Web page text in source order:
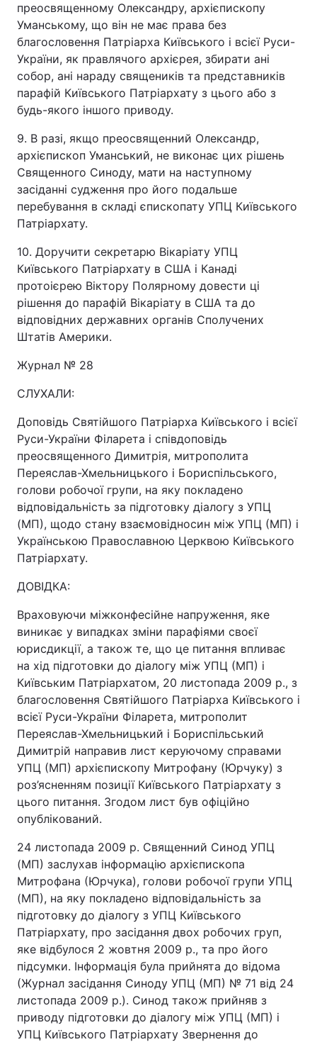
преосвященному Олександру, архієпископу
Уманському, що він не має права без
благословення Патріарха Київського і всієї Руси-
України, як правлячого архієрея, збирати ані
собор, ані нараду священиків та представників
парафій Київського Патріархату з цього або з
будь-якого іншого приводу.
9. В разі, якщо преосвященний Олександр,
архієпископ Уманський, не виконає цих рішень
Священного Синоду, мати на наступному
засіданні судження про його подальше
перебування в складі єпископату УПЦ Київського
Патріархату.
10. Доручити секретарю Вікаріату УПЦ
Київського Патріархату в США і Канаді
протоієрею Віктору Полярному довести ці
рішення до парафій Вікаріату в США та до
відповідних державних органів Сполучених
Штатів Америки.
Журнал № 28
СЛУХАЛИ:
Доповідь Святійшого Патріарха Київського і всієї
Руси-України Філарета і співдоповідь
преосвященного Димитрія, митрополита
Переяслав-Хмельницького і Бориспільського,
голови робочої групи, на яку покладено
відповідальність за підготовку діалогу з УПЦ
(МП), щодо стану взаємовідносин між УПЦ (МП) і
Українською Православною Церквою Київського
Патріархату.
ДОВІДКА:
Враховуючи міжконфесійне напруження, яке
виникає у випадках зміни парафіями своєї
юрисдикції, а також те, що це питання впливає
на хід підготовки до діалогу між УПЦ (МП) і
Київським Патріархатом, 20 листопада 2009 р., з
благословення Святійшого Патріарха Київського і
всієї Руси-України Філарета, митрополит
Переяслав-Хмельницький і Бориспільський
Димитрій направив лист керуючому справами
УПЦ (МП) архієпископу Митрофану (Юрчуку) з
роз’ясненням позиції Київського Патріархату з
цього питання. Згодом лист був офіційно
опублікований.
24 листопада 2009 р. Священний Синод УПЦ
(МП) заслухав інформацію архієпископа
Митрофана (Юрчука), голови робочої групи УПЦ
(МП), на яку покладено відповідальність за
підготовку до діалогу з УПЦ Київського
Патріархату, про засідання двох робочих груп,
яке відбулося 2 жовтня 2009 р., та про його
підсумки. Інформація була прийнята до відома
(Журнал засідання Синоду УПЦ (МП) № 71 від 24
листопада 2009 р.). Синод також прийняв з
приводу підготовки до діалогу між УПЦ (МП) і
УПЦ Київського Патріархату Звернення до